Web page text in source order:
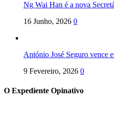
Ng Wai Han é a nova
16 Junho, 2026 0
António José Seguro vence
9 Fevereiro, 2026 0
O Expediente Opinativo